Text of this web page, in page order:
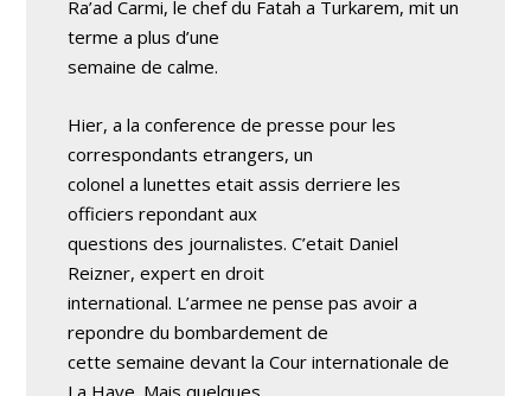
Ra’ad Carmi, le chef du Fatah a Turkarem, mit un
terme a plus d’une
semaine de calme.
Hier, a la conference de presse pour les
correspondants etrangers, un
colonel a lunettes etait assis derriere les
officiers repondant aux
questions des journalistes. C’etait Daniel
Reizner, expert en droit
international. L’armee ne pense pas avoir a
repondre du bombardement de
cette semaine devant la Cour internationale de
La Haye. Mais quelques